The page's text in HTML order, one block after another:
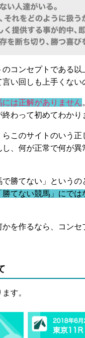
コンセプトである
言い回しも上手くな
には正解がありません
わって初めてわかり
このサイトのいう
、何が正常で何が異
勝てない」という
てない競馬」にで
を作るなら、コン
す。